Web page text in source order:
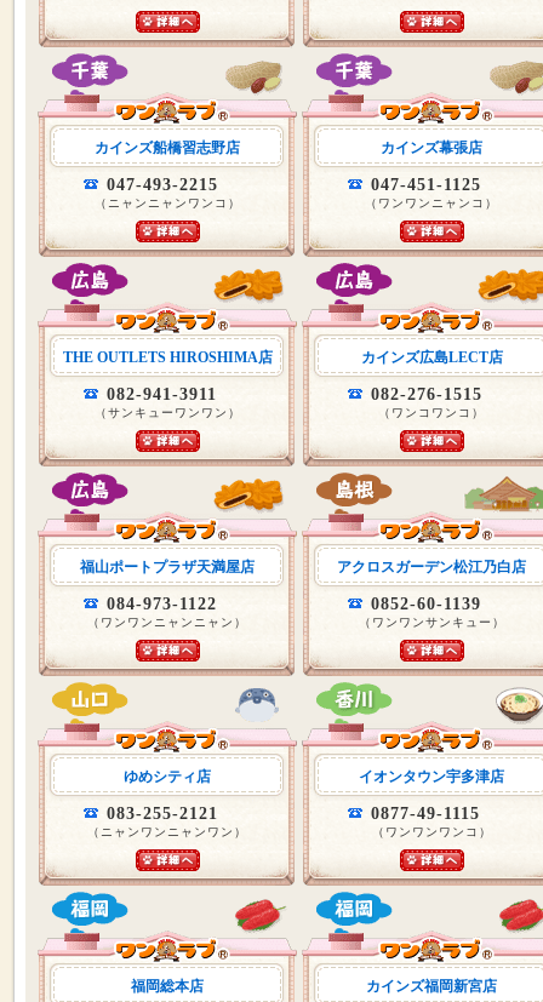
カインズ船橋習志野店
047-493-2215
（ニャンニャンワンコ）
カインズ幕張店
047-451-1125
（ワンワンニャンコ）
THE OUTLETS HIROSHIMA店
082-941-3911
（サンキューワンワン）
カインズ広島LECT店
082-276-1515
（ワンコワンコ）
福山ポートプラザ天満屋店
084-973-1122
（ワンワンニャンニャン）
アクロスガーデン松江乃白店
0852-60-1139
（ワンワンサンキュー）
ゆめシティ店
083-255-2121
（ニャンワンニャンワン）
イオンタウン宇多津店
0877-49-1115
（ワンワンワンコ）
福岡総本店 カインズ福岡新宮店